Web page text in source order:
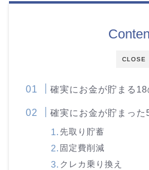
CLOSE
確実にお金が貯まる18
確実にお金が貯まった
先取り貯蓄
固定費削減
クレカ乗り換え